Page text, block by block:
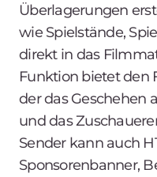
Überlagerungen
wie Spielstände,
direkt in das
Funktion bietet den
der das Geschehen
und das
Sender kann auch
Sponsorenbanner,